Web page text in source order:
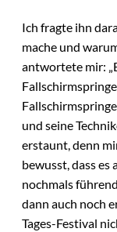
Ich fragte ihn
mache und
antwortete mir:
und seine
erstaunt, denn
bewusst, dass
nochmals
dann auch noch
Tages-Festival